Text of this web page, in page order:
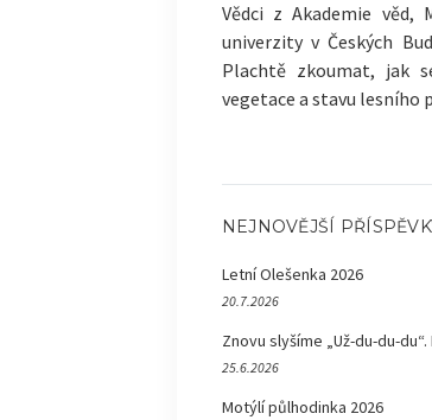
Vědci z Akademie věd,
univerzity v Českých
Plachtě zkoumat, jak
vegetace a stavu lesního
NEJNOVĚJŠÍ
Letní Olešenka 2026
20.7.2026
Znovu slyšíme „Už-du-du-
25.6.2026
Motýlí půlhodinka 2026